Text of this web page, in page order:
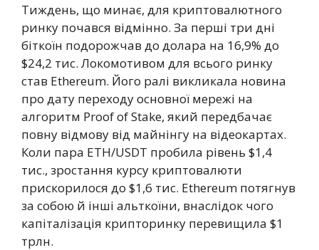
Тиждень, що минає, для криптовалютного
ринку почався відмінно. За перші три дні
біткоїн подорожчав до долара на 16,9% до
$24,2 тис. Локомотивом для всього ринку
став Ethereum. Його ралі викликала новина
про дату переходу основної мережі на
алгоритм Proof of Stake, який передбачає
повну відмову від майнінгу на відеокартах.
Коли пара ETH/USDТ пробила рівень $1,4
тис., зростання курсу криптовалюти
прискорилося до $1,6 тис. Ethereum потягнув
за собою й інші альткоїни, внаслідок чого
капіталізація крипторинку перевищила $1
трлн.